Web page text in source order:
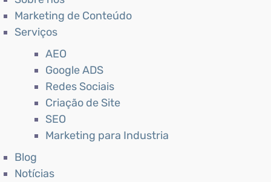
Marketing de Conteúdo
Serviços
AEO
Google ADS
Redes Sociais
Criação de Site
SEO
Marketing para Industria
Blog
Notícias